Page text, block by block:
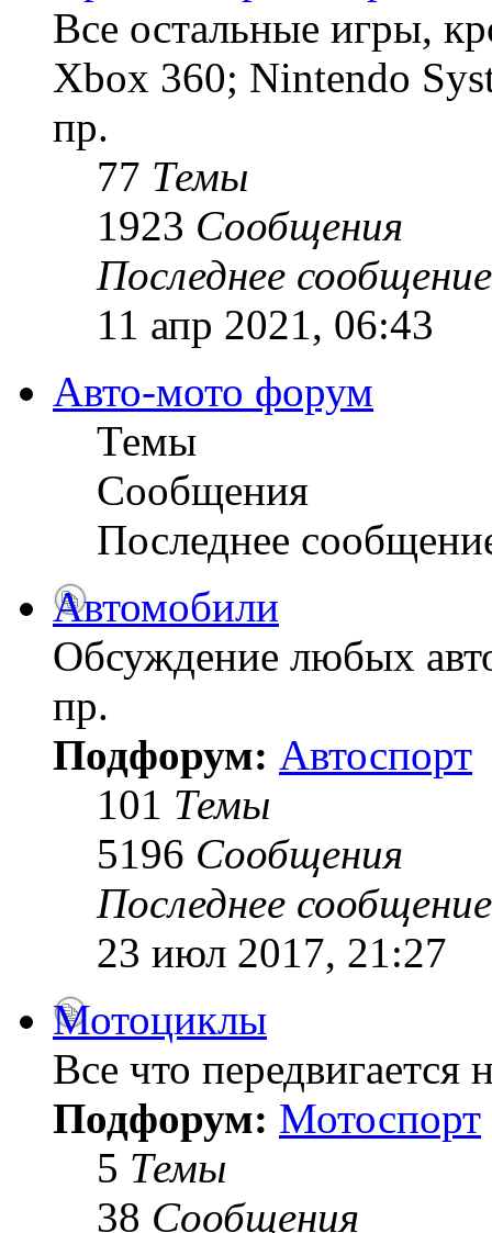
Все остальные игры,
Xbox 360; Nintendo
пр.
77 Темы
1923 Сообщения
Последнее сообщение
11 апр 2021, 06:43
Авто-мото форум
Темы
Сообщения
Последнее
Автомобили
Обсуждение любых
пр.
Подфорум: Автоспорт
101 Темы
5196 Сообщения
Последнее сообщение
23 июл 2017, 21:27
Мотоциклы
Все что передвигается
Подфорум: Мотоспорт
5 Темы
38 Сообщения